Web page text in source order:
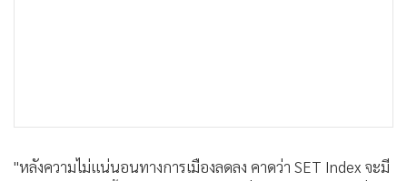
"หลังความไม่แน่นอนทางการเมืองลดลง คาดว่า SET Index จะมี